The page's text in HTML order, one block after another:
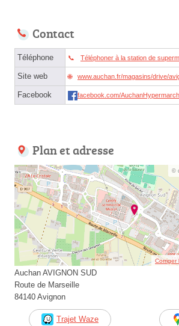
Contact
Téléphone Téléphoner à la station de
Site web www.auchan.fr/magasins/drive/
Facebook facebook.com/
Plan et adresse
©
Corriger
Auchan AVIGNON SUD
Route de Marseille
84140 Avignon
Trajet Waze